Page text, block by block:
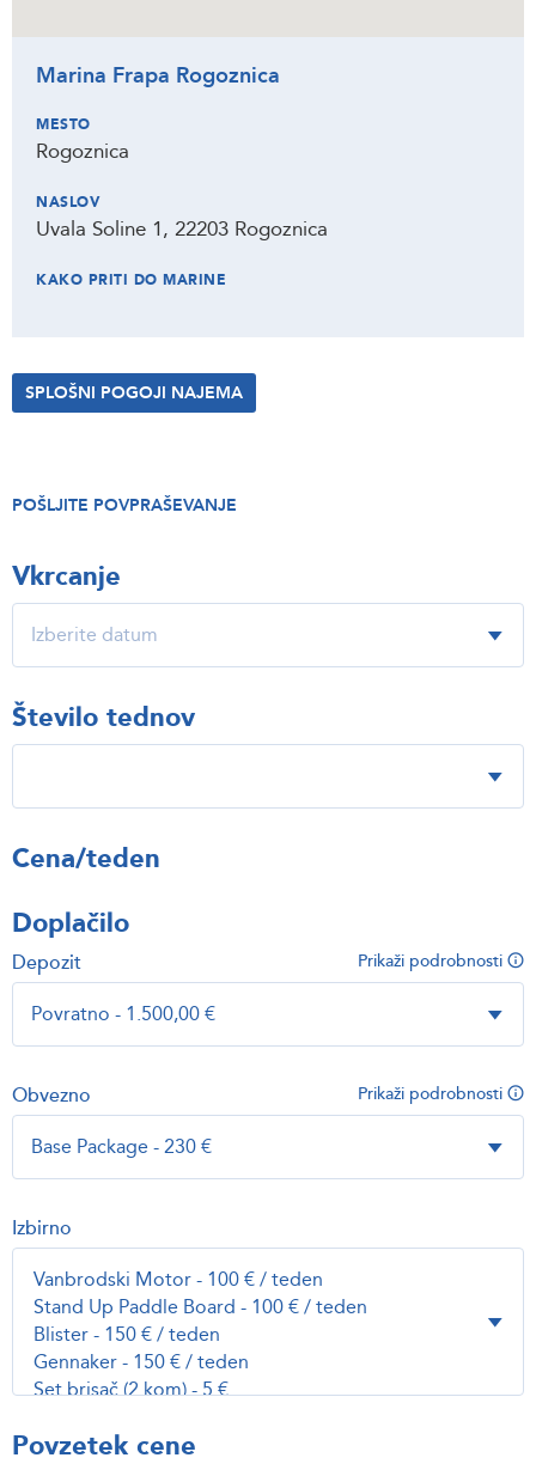
Marina Frapa Rogoznica
MESTO
Rogoznica
NASLOV
Uvala Soline 1, 22203 Rogoznica
KAKO PRITI DO MARINE
SPLOŠNI POGOJI NAJEMA
POŠLJITE POVPRAŠEVANJE
Vkrcanje
Število tednov
Cena/teden
Doplačilo
Prikaži podrobnosti
Depozit
Prikaži podrobnosti
Obvezno
Izbirno
Povzetek cene